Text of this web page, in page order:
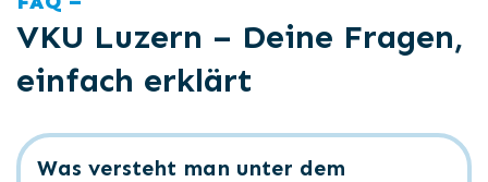
VKU Luzern – Deine Fragen,
einfach erklärt
Was versteht man unter dem